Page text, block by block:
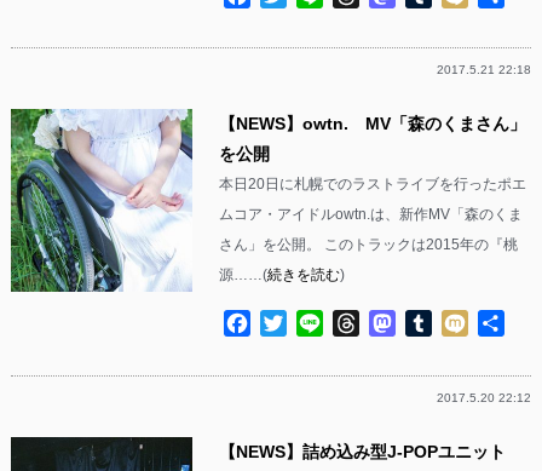
2017.5.21 22:18
【NEWS】owtn. MV「森のくまさん」
を公開
本日20日に札幌でのラストライブを行ったポエ
ムコア・アイドルowtn.は、新作MV「森のくま
さん」を公開。 このトラックは2015年の『桃
源……(続きを読む)
Facebook
TwitterLine ThreadsMastodon
Tumblr
Mixi
2017.5.20 22:12
【NEWS】詰め込み型J-POPユニット